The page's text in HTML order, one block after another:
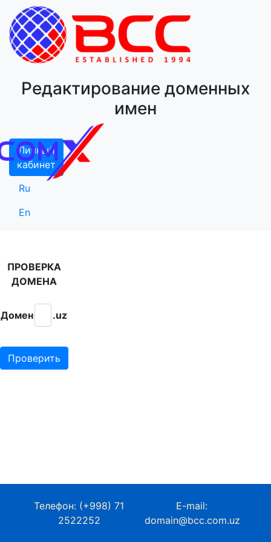
Редактирование доменных
имен
Личный
кабинет
Ru
En
ПРОВЕРКА
ДОМЕНА
Домен .uz
Телефон: (+998) 71
2522252
E-mail:
domain@bcc.com.uz